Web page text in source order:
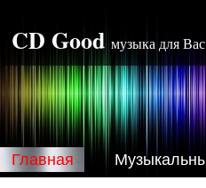
CD Good музыка для Вас
Главная